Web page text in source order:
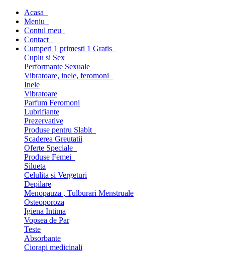
Acasa
Meniu
Contul meu
Contact
Cumperi 1 primesti 1 Gratis
Cuplu si Sex
Performante Sexuale
Vibratoare, inele, feromoni
Inele
Vibratoare
Parfum Feromoni
Lubrifiante
Prezervative
Produse pentru Slabit
Scaderea Greutatii
Oferte Speciale
Produse Femei
Silueta
Celulita si Vergeturi
Depilare
Menopauza , Tulburari Menstruale
Osteoporoza
Igiena Intima
Vopsea de Par
Teste
Absorbante
Ciorapi medicinali